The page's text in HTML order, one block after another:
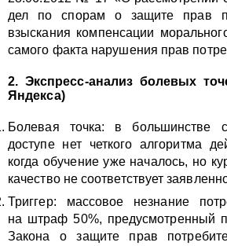
дел по спорам о защите прав
взыскания компенсации
самого факта нарушения прав
2. Экспресс-анализ болевых
Яндекса)
Болевая точка: в большинстве
доступе нет четкого алгоритма
когда обучение уже началось, но
качество не соответствует
Триггер: массовое незнание
на штраф 50%, предусмотренный
Закона о защите прав